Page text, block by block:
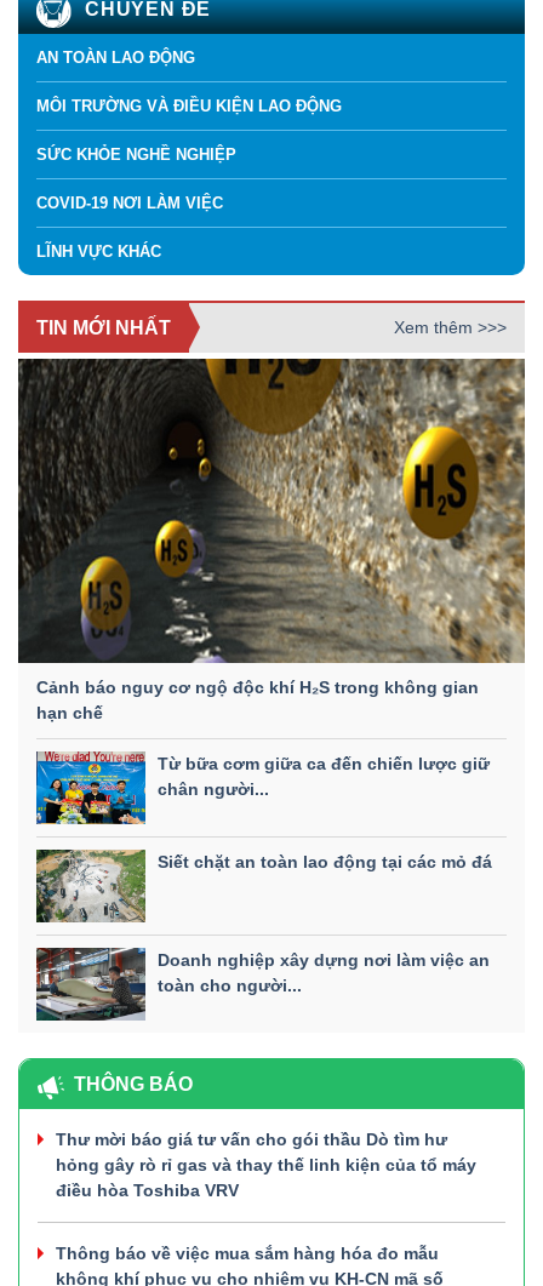
CHUYÊN ĐỀ
AN TOÀN LAO ĐỘNG
MÔI TRƯỜNG VÀ ĐIỀU KIỆN LAO ĐỘNG
SỨC KHỎE NGHỀ NGHIỆP
COVID-19 NƠI LÀM VIỆC
LĨNH VỰC KHÁC
TIN MỚI NHẤT Xem thêm >>>
Cảnh báo nguy cơ ngộ độc khí H₂S trong không gian
hạn chế
Từ bữa cơm giữa ca đến chiến lược giữ
chân người...
Siết chặt an toàn lao động tại các mỏ đá
Doanh nghiệp xây dựng nơi làm việc an
toàn cho người...
THÔNG BÁO
Thư mời báo giá tư vấn cho gói thầu Dò tìm hư
hỏng gây rò rỉ gas và thay thế linh kiện của tổ máy
điều hòa Toshiba VRV
Thông báo về việc mua sắm hàng hóa đo mẫu
không khí phục vụ cho nhiệm vụ KH-CN mã số